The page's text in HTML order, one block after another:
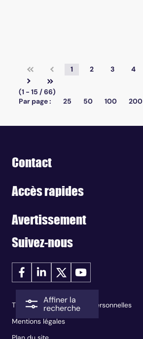
Affiner la
recherche
1 2 3 4
(1 - 15 / 66)
Par page :
25 50 100 200
Contact
Accès rapides
Avertissement
Suivez-nous
Traitement des données personnelles
Mentions légales